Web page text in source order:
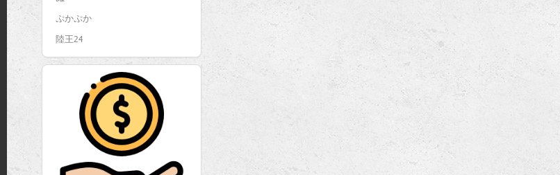
ぷかぷか
陸王24